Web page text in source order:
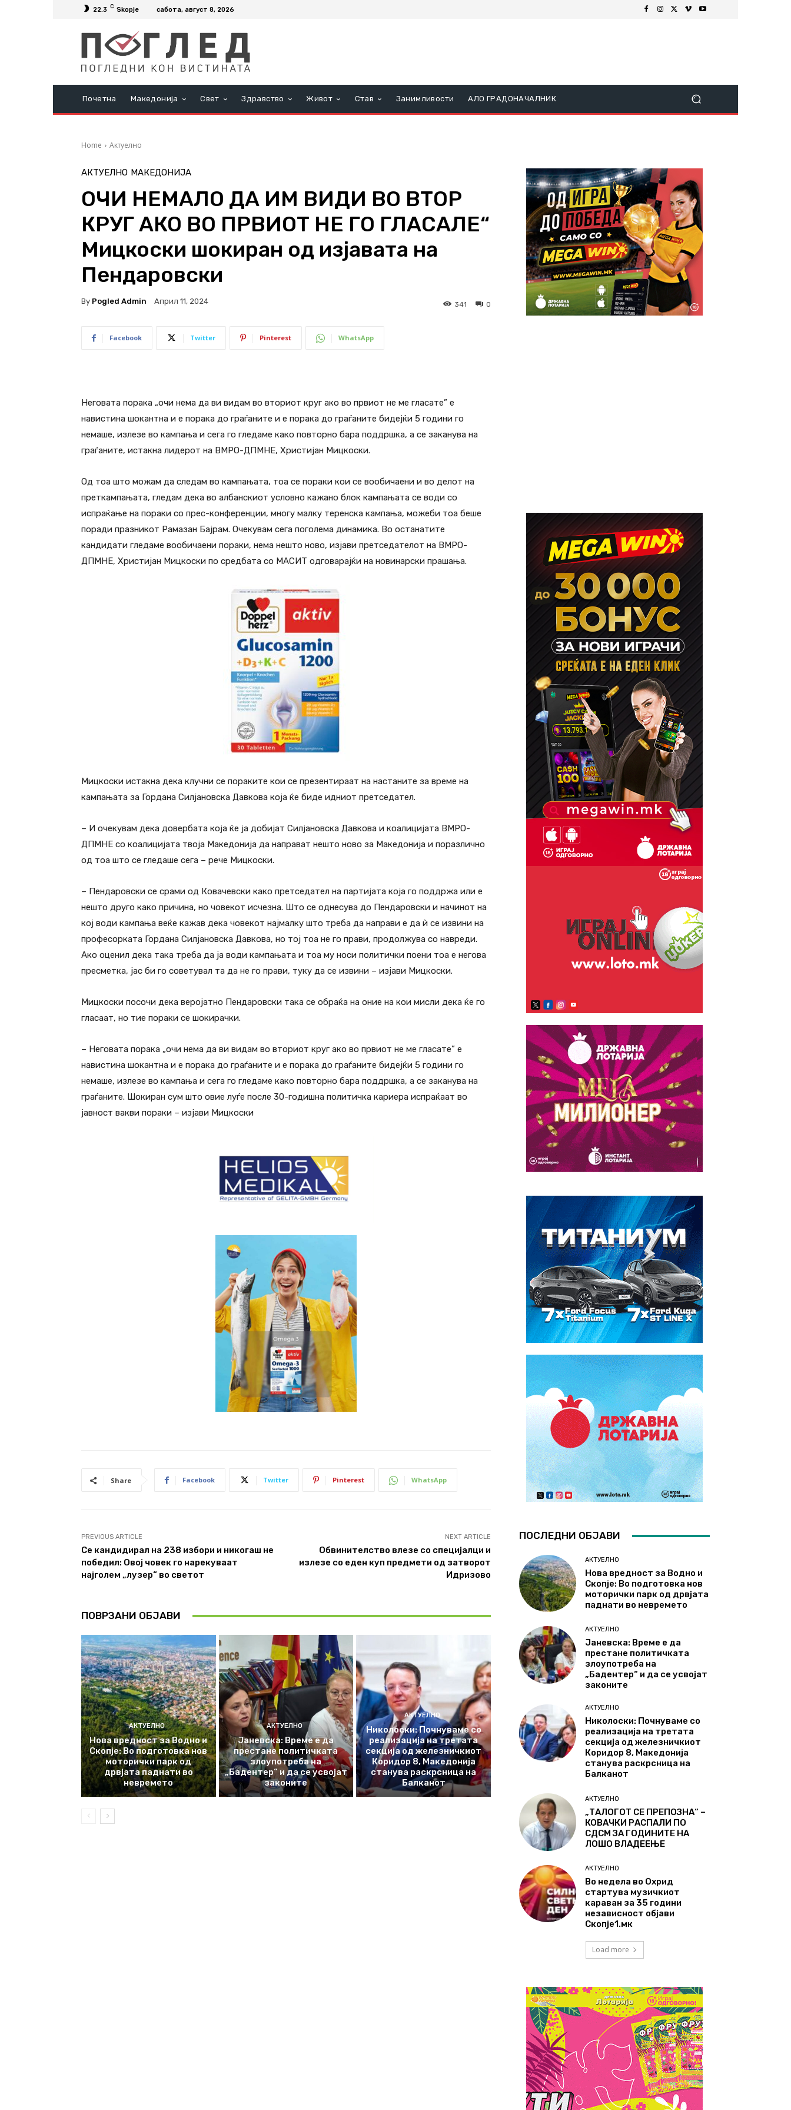
22.3 C Skopje сабота, август 8, 2026
Почетна Македонија Свет Здравство Живот Став Занимливости АЛО ГРАДОНАЧАЛНИК
Home Актуелно
АКТУЕЛНО МАКЕДОНИЈА
ОЧИ НЕМАЛО ДА ИМ ВИДИ ВО ВТОР
КРУГ АКО ВО ПРВИОТ НЕ ГО ГЛАСАЛЕ“
Мицкоски шокиран од изјавата на
Пендаровски
By Pogled Admin Април 11, 2024 0
341
Facebook Twitter Pinterest WhatsApp
Неговата порака „очи нема да ви видам во вториот круг ако во првиот не ме гласате” е
навистина шокантна и е порака до граѓаните и е порака до граѓаните бидејќи 5 години го
немаше, излезе во кампања и сега го гледаме како повторно бара поддршка, а се заканува на
граѓаните, истакна лидерот на ВМРО-ДПМНЕ, Христијан Мицкоски.
Од тоа што можам да следам во кампањата, тоа се пораки кои се вообичаени и во делот на
преткампањата, гледам дека во албанскиот условно кажано блок кампањата се води со
испраќање на пораки со прес-конференции, многу малку теренска кампања, можеби тоа беше
поради празникот Рамазан Бајрам. Очекувам сега поголема динамика. Во останатите
кандидати гледаме вообичаени пораки, нема нешто ново, изјави претседателот на ВМРО-
ДПМНЕ, Христијан Мицкоски по средбата со МАСИТ одговарајќи на новинарски прашања.
Мицкоски истакна дека клучни се пораките кои се презентираат на настаните за време на
кампањата за Гордана Силјановска Давкова која ќе биде идниот претседател.
– И очекувам дека довербата која ќе ја добијат Силјановска Давкова и коалицијата ВМРО-
ДПМНЕ со коалицијата твоја Македонија да направат нешто ново за Македонија и поразлично
од тоа што се гледаше сега – рече Мицкоски.
– Пендаровски се срами од Ковачевски како претседател на партијата која го поддржа или е
нешто друго како причина, но човекот исчезна. Што се однесува до Пендаровски и начинот на
кој води кампања веќе кажав дека човекот најмалку што треба да направи е да ѝ се извини на
професорката Гордана Силјановска Давкова, но тој тоа не го прави, продолжува со навреди.
Ако оценил дека така треба да ја води кампањата и тоа му носи политички поени тоа е негова
пресметка, јас би го советувал та да не го прави, туку да се извини – изјави Мицкоски.
Мицкоски посочи дека веројатно Пендаровски така се обраќа на оние на кои мисли дека ќе го
гласаат, но тие пораки се шокирачки.
– Неговата порака „очи нема да ви видам во вториот круг ако во првиот не ме гласате” е
навистина шокантна и е порака до граѓаните и е порака до граѓаните бидејќи 5 години го
немаше, излезе во кампања и сега го гледаме како повторно бара поддршка, а се заканува на
граѓаните. Шокиран сум што овие луѓе после 30-годишна политичка кариера испраќаат во
јавност вакви пораки – изјави Мицкоски
Share Facebook Twitter Pinterest WhatsApp
PREVIOUS ARTICLE
Се кандидирал на 238 избори и никогаш не
победил: Овој човек го нарекуваат
најголем „лузер“ во светот
NEXT ARTICLE
Обвинителство влезе со специјалци и
излезе со еден куп предмети од затворот
Идризово
ПОВРЗАНИ ОБЈАВИ
АКТУЕЛНО
Нова вредност за Водно и
Скопје: Во подготовка нов
моторички парк од
дрвјата паднати во
невремето
АКТУЕЛНО
Јаневска: Време е да
престане политичката
злоупотреба на
„Бадентер“ и да се усвојат
законите
АКТУЕЛНО
Николоски: Почнуваме со
реализација на третата
секција од железничкиот
Коридор 8, Македонија
станува раскрсница на
Балканот
ПОСЛЕДНИ ОБЈАВИ
АКТУЕЛНО
Нова вредност за Водно и
Скопје: Во подготовка нов
моторички парк од дрвјата
паднати во невремето
АКТУЕЛНО
Јаневска: Време е да
престане политичката
злоупотреба на
„Бадентер“ и да се усвојат
законите
АКТУЕЛНО
Николоски: Почнуваме со
реализација на третата
секција од железничкиот
Коридор 8, Македонија
станува раскрсница на
Балканот
АКТУЕЛНО
„ТАЛОГОТ СЕ ПРЕПОЗНА“ –
КОВАЧКИ РАСПАЛИ ПО
СДСМ ЗА ГОДИНИТЕ НА
ЛОШО ВЛАДЕЕЊЕ
АКТУЕЛНО
Во недела во Охрид
стартува музичкиот
караван за 35 години
независност објави
Скопје1.мк
Load more